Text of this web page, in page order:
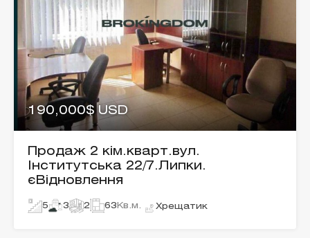
190,000$ USD
Продаж 2 кім.кварт.вул.
Інститутська 22/7.Липки.
єВідновлення
5 3 2 63 Кв.м. Хрещатик